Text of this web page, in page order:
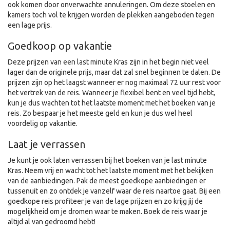
ook komen door onverwachte annuleringen. Om deze stoelen en
kamers toch vol te krijgen worden de plekken aangeboden tegen
een lage prijs.
Goedkoop op vakantie
Deze prijzen van een last minute Kras zijn in het begin niet veel
lager dan de originele prijs, maar dat zal snel beginnen te dalen. De
prijzen zijn op het laagst wanneer er nog maximaal 72 uur rest voor
het vertrek van de reis. Wanneer je flexibel bent en veel tijd hebt,
kun je dus wachten tot het laatste moment met het boeken van je
reis. Zo bespaar je het meeste geld en kun je dus wel heel
voordelig op vakantie.
Laat je verrassen
Je kunt je ook laten verrassen bij het boeken van je last minute
Kras. Neem vrij en wacht tot het laatste moment met het bekijken
van de aanbiedingen. Pak de meest goedkope aanbiedingen er
tussenuit en zo ontdek je vanzelf waar de reis naartoe gaat. Bij een
goedkope reis profiteer je van de lage prijzen en zo krijg jij de
mogelijkheid om je dromen waar te maken. Boek de reis waar je
altijd al van gedroomd hebt!